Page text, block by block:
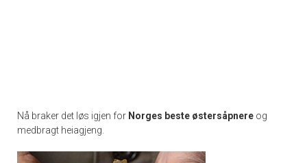
Nå braker det løs igjen for Norges beste østersåpnere og
medbragt heiagjeng.